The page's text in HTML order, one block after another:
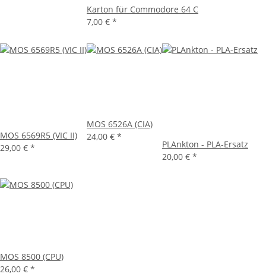
Karton für Commodore 64 C
7,00 € *
MOS 6569R5 (VIC II)
29,00 € *
MOS 6526A (CIA)
24,00 € *
PLAnkton - PLA-Ersatz
20,00 € *
MOS 8500 (CPU)
26,00 € *